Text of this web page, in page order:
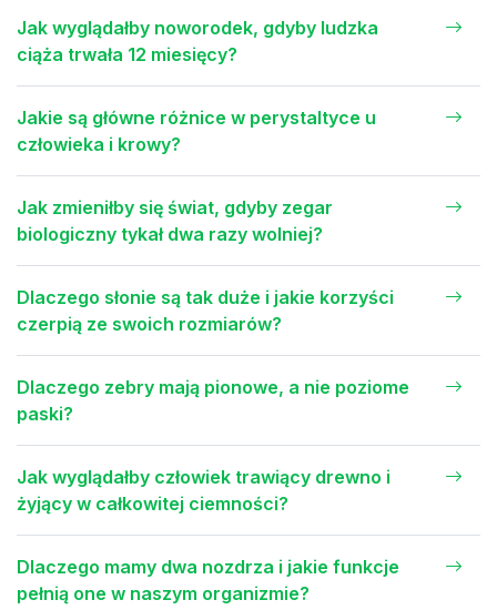
Jak wyglądałby noworodek, gdyby ludzka
ciąża trwała 12 miesięcy?
Jakie są główne różnice w perystaltyce u
człowieka i krowy?
Jak zmieniłby się świat, gdyby zegar
biologiczny tykał dwa razy wolniej?
Dlaczego słonie są tak duże i jakie korzyści
czerpią ze swoich rozmiarów?
Dlaczego zebry mają pionowe, a nie poziome
paski?
Jak wyglądałby człowiek trawiący drewno i
żyjący w całkowitej ciemności?
Dlaczego mamy dwa nozdrza i jakie funkcje
pełnią one w naszym organizmie?